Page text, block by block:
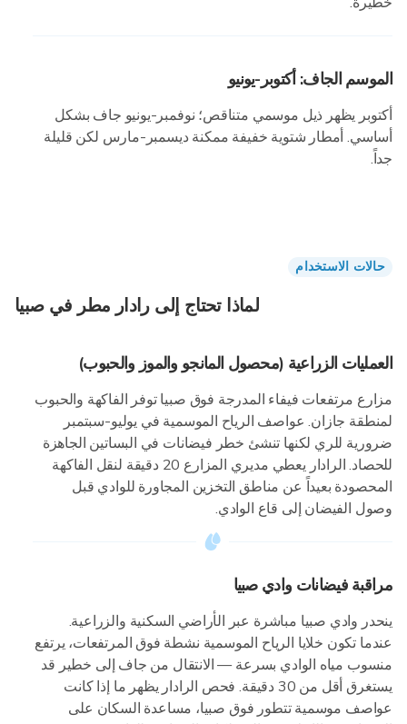
الموسم الجاف: أكتوبر-يونيو
أكتوبر يظهر ذيل موسمي متناقص؛ نوفمبر-يونيو جاف بشكل
أساسي. أمطار شتوية خفيفة ممكنة ديسمبر-مارس لكن قليلة
جداً.
حالات الاستخدام
لماذا تحتاج إلى رادار مطر في صبيا
العمليات الزراعية (محصول المانجو والموز والحبوب)
مزارع مرتفعات فيفاء المدرجة فوق صبيا توفر الفاكهة والحبوب
لمنطقة جازان. عواصف الرياح الموسمية في يوليو-سبتمبر
ضرورية للري لكنها تنشئ خطر فيضانات في البساتين الجاهزة
للحصاد. الرادار يعطي مديري المزارع 20 دقيقة لنقل الفاكهة
المحصودة بعيداً عن مناطق التخزين المجاورة للوادي قبل
وصول الفيضان إلى قاع الوادي.
مراقبة فيضانات وادي صبيا
ينحدر وادي صبيا مباشرة عبر الأراضي السكنية والزراعية.
عندما تكون خلايا الرياح الموسمية نشطة فوق المرتفعات، يرتفع
منسوب مياه الوادي بسرعة — الانتقال من جاف إلى خطير قد
يستغرق أقل من 30 دقيقة. فحص الرادار يظهر ما إذا كانت
عواصف موسمية تتطور فوق صبيا، مساعدة السكان على